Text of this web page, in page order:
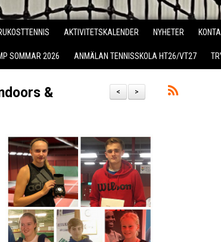
AKTIVITETSKALENDER NYHETER
SOMMAR 2026 ANMÄLAN TENNISSKOLA HT26/VT27
>
<
&